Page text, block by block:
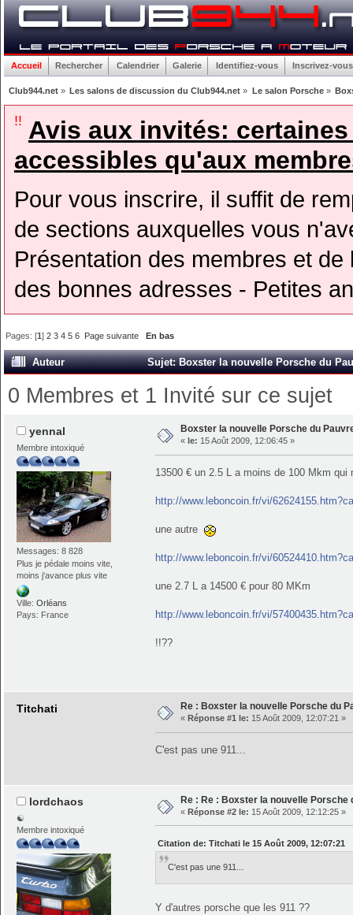
Accueil Rechercher Calendrier Galerie Identifiez-vous Inscrivez-vous
Club944.net» Les salons de discussion du Club944.net » Le salon Porsche»
!! Avis aux invités:
accessibles qu'aux
Pour vous inscrire, il suffit de
de sections auxquelles vous
Présentation des membres et
des bonnes adresses - Petites
Pages: [1]2 3 4 5 6 Page suivante En bas
Auteur Sujet: Boxster la nouvelle Porsche du
0 Membres et 1 Invité sur ce sujet
yennal
Membre intoxiqué
Messages: 8 828
Plus je pédale moins vite,
moins j'avance plus vite
Ville:Orléans
Pays: France
Boxster la nouvelle Porsche du
« le: 15 Août 2009, 12:06:45 »
13500 € un 2.5 L a moins de 100 Mkm
http://www.leboncoin.fr/vi/
une autre
http://www.leboncoin.fr/vi/
une 2.7 L a 14500 € pour 80 MKm
http://www.leboncoin.fr/vi/
!!??
Titchati Re : Boxster la nouvelle Porsche du
« Réponse #1 le: 15 Août 2009, 12:07:21 »
C'est pas une 911...
lordchaos
☯
Membre intoxiqué
Re : Re : Boxster la nouvelle Porsche
« Réponse #2 le: 15 Août 2009, 12:12:25 »
Citation de: Titchati le 15 Août 2009, 12:07:21
C'est pas une 911...
Y d'autres porsche que les 911 ??